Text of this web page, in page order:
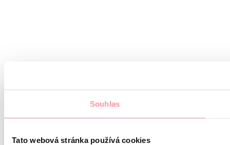
Souhlas
Tato webová stránka používá cookies